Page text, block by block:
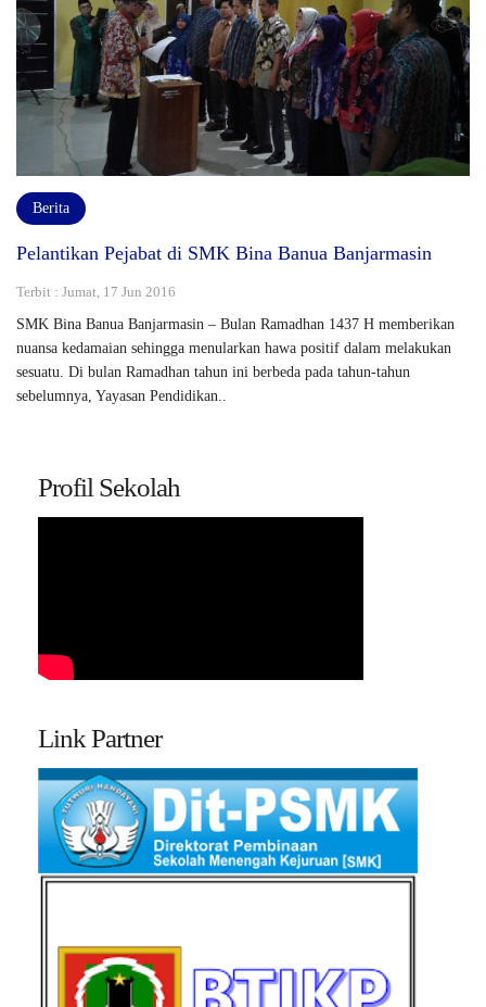
Berita
Pelantikan Pejabat di SMK Bina Banua Banjarmasin
Terbit : Jumat, 17 Jun 2016
SMK Bina Banua Banjarmasin – Bulan Ramadhan 1437 H memberikan
nuansa kedamaian sehingga menularkan hawa positif dalam melakukan
sesuatu. Di bulan Ramadhan tahun ini berbeda pada tahun-tahun
sebelumnya, Yayasan Pendidikan..
Profil Sekolah
Link Partner